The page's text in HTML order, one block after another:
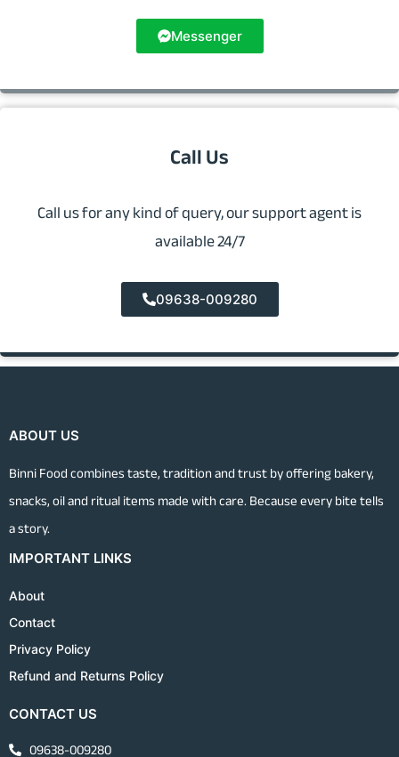
Messenger
Call Us
Call us for any kind of query, our support agent is
available 24/7
09638-009280
ABOUT US
Binni Food combines taste, tradition and trust by offering bakery,
snacks, oil and ritual items made with care. Because every bite tells
a story.
IMPORTANT LINKS
About
Contact
Privacy Policy
Refund and Returns Policy
CONTACT US
09638-009280